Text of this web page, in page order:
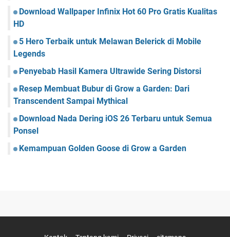
Download Wallpaper Infinix Hot 60 Pro Gratis Kualitas
HD
5 Hero Terbaik untuk Melawan Belerick di Mobile
Legends
Penyebab Hasil Kamera Ultrawide Sering Distorsi
Resep Membuat Bubur di Grow a Garden: Dari
Transcendent Sampai Mythical
Download Nada Dering iOS 26 Terbaru untuk Semua
Ponsel
Kemampuan Golden Goose di Grow a Garden